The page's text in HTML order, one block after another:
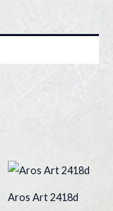
Aros Art 2418d